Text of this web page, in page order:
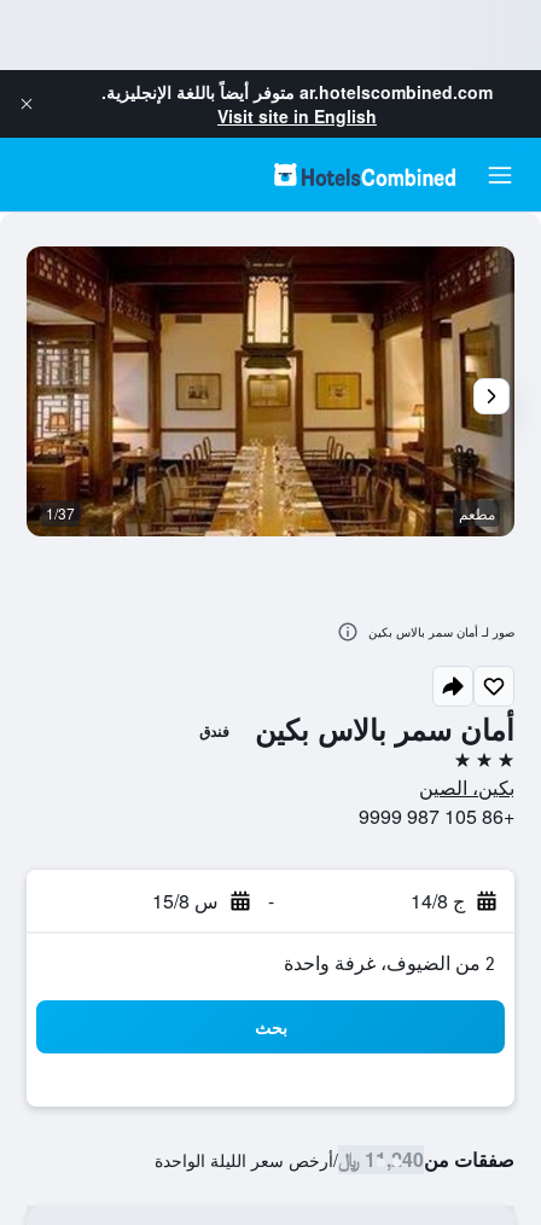
ar.hotelscombined.com متوفر أيضاً باللغة الإنجليزية.
Visit site in English
أمان سمر بالاس بكين فندق
3 نجوم
بكين، الصين
+86 105 987 9999
ج 14/8 - س 15/8
2 من الضيوف، غرفة واحدة
بحث
صفقات من11,240 ﷼ /أرخص سعر الليلة الواحدة
مطعم 1/37
صور لـ أمان سمر بالاس بكين